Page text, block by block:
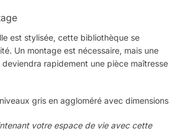
est stylisée, cette bibliothèque se
Un montage est nécessaire, mais une
deviendra rapidement une pièce maîtresse
votre espace de vie avec cette